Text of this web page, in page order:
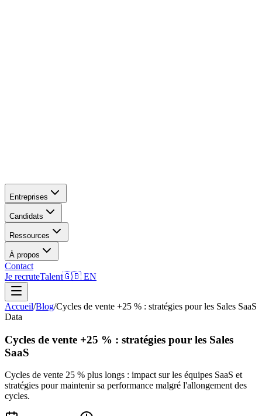
Entreprises
Candidats
Ressources
À propos
Contact
Je recruteTalent🇬🇧 EN
Accueil/Blog/Cycles de vente +25 % : stratégies pour les Sales SaaS
Data
Cycles de vente +25 % : stratégies pour les Sales
SaaS
Cycles de vente 25 % plus longs : impact sur les équipes SaaS et
stratégies pour maintenir sa performance malgré l'allongement des
cycles.